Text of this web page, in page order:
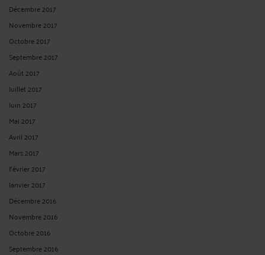
Décembre 2017
Novembre 2017
Octobre 2017
Septembre 2017
Août 2017
Juillet 2017
Juin 2017
Mai 2017
Avril 2017
Mars 2017
Février 2017
Janvier 2017
Décembre 2016
Novembre 2016
Octobre 2016
Septembre 2016